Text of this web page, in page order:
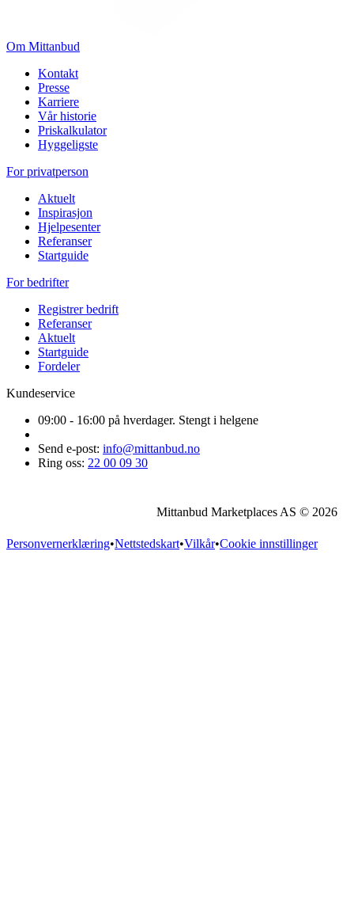
Om Mittanbud
Kontakt
Presse
Karriere
Vår historie
Priskalkulator
Hyggeligste
For privatperson
Aktuelt
Inspirasjon
Hjelpesenter
Referanser
Startguide
For bedrifter
Registrer bedrift
Referanser
Aktuelt
Startguide
Fordeler
Kundeservice
09:00 - 16:00 på hverdager. Stengt i helgene
Send e-post: info@mittanbud.no
Ring oss: 22 00 09 30
Mittanbud Marketplaces AS © 2026
Personvernerklæring•Nettstedskart•Vilkår•Cookie innstillinger